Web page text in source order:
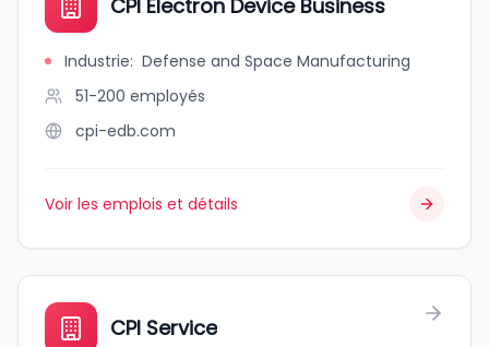
CPI Electron Device Business
Industrie: Defense and Space Manufacturing
51-200 employés
cpi-edb.com
Voir les emplois et détails
CPI Service